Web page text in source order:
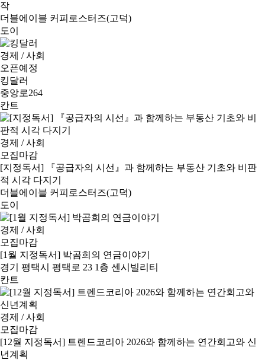
작
더블에이블 커피로스터즈(고덕)
도이
경제 / 사회
오픈예정
킹달러
중앙로264
칸트
경제 / 사회
모집마감
[지정독서] 『공급자의 시선』과 함께하는 부동산 기초와 비판
적 시각 다지기
더블에이블 커피로스터즈(고덕)
도이
경제 / 사회
모집마감
[1월 지정독서] 박곰희의 연금이야기
경기 평택시 평택로 23 1층 센시빌리티
칸트
경제 / 사회
모집마감
[12월 지정독서] 트렌드코리아 2026와 함께하는 연간회고와 신
년계획